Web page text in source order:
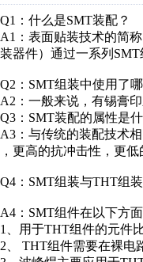
Q1：什么是SMT装配？
A1：表面贴装技术的简
装器件）通过一系列
Q2：SMT组装中使用了
A2：一般来说，有锡膏
Q3：SMT装配的属性是
A3：与传统的装配技术
，更高的抗冲击性，更
Q4：SMT组装与THT组
A4：SMT组件在以下方
1、用于THT组件的元件
2、 THT组件需要在裸电